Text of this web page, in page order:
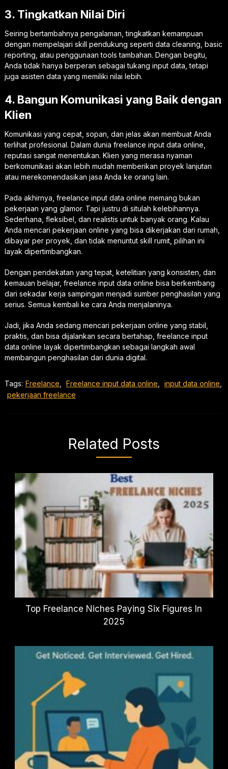
3. Tingkatkan Nilai Diri
Seiring bertambahnya pengalaman, tingkatkan kemampuan
dengan mempelajari skill pendukung seperti data cleaning, basic
reporting, atau penggunaan tools tambahan. Dengan begitu,
Anda tidak hanya berperan sebagai tukang input data, tetapi
juga asisten data yang memiliki nilai lebih.
4. Bangun Komunikasi yang Baik dengan
Klien
Komunikasi yang cepat, sopan, dan jelas akan membuat Anda
terlihat profesional. Dalam dunia freelance input data online,
reputasi sangat menentukan. Klien yang merasa nyaman
berkomunikasi akan lebih mudah memberikan proyek lanjutan
atau merekomendasikan jasa Anda ke orang lain.
Pada akhirnya, freelance input data online memang bukan
pekerjaan yang glamor. Tapi justru di situlah kelebihannya.
Sederhana, fleksibel, dan realistis untuk banyak orang. Kalau
Anda mencari pekerjaan online yang bisa dikerjakan dari rumah,
dibayar per proyek, dan tidak menuntut skill rumit, pilihan ini
layak dipertimbangkan.
Dengan pendekatan yang tepat, ketelitian yang konsisten, dan
kemauan belajar, freelance input data online bisa berkembang
dari sekadar kerja sampingan menjadi sumber penghasilan yang
serius. Semua kembali ke cara Anda menjalaninya.
Jadi, jika Anda sedang mencari pekerjaan online yang stabil,
praktis, dan bisa dijalankan secara bertahap, freelance input
data online layak dipertimbangkan sebagai langkah awal
membangun penghasilan dari dunia digital.
Tags: Freelance Freelance input data online input data online
pekerjaan freelance
Related Posts
Top Freelance Niches Paying Six Figures In
2025